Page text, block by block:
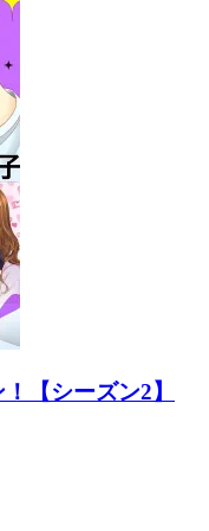
【シーズン2】